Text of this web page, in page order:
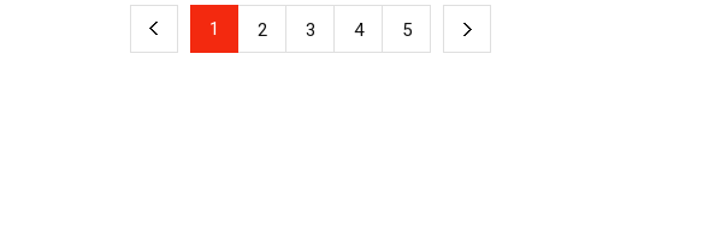
，琴·格雷进入彼得的精神世界，理解他的本质与牺牲，过程中可能恢复了周围人物部分封存的
无意识的拳头碰拳头动作都被认为支持这一假设的场景。 不过，这些解读并非漫威影业官方设定。未来的续集是
美主要私立学校。许多学校已经在假期中组织学生集体出国进行教育和文化体验项目，并表示如
和安全管理体系，他们可以考虑作为新的目的地。只要教育质量和安全得到保障，家长愿意承担
，诺兰表示，这不仅是技术上的选择，更是为了让观众获得最佳的大银幕体验。他认为，电影院
验，更是一种集体体验，观众坐在同一个空间里共同经历故事、分享情绪，这是书籍和电视无法
上 1 2 3 4 5 下